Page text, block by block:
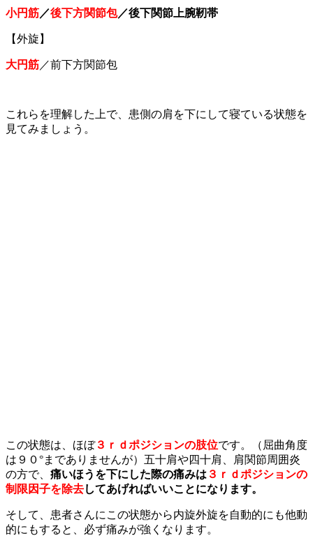
小円筋／後下方関節包／後下関節上腕靭帯
【外旋】
大円筋／前下方関節包
これらを理解した上で、患側の肩を下にして寝ている状態を
見てみましょう。
この状態は、ほぼ３ｒｄポジションの肢位です。（屈曲角度
は９０°までありませんが）五十肩や四十肩、肩関節周囲炎
の方で、 痛いほうを下にした際の痛みは ３ｒｄポジションの
制限因子を除去してあげればいいことになります。
そして、患者さんにこの状態から内旋外旋を自動的にも他動
的にもすると、必ず痛みが強くなります。